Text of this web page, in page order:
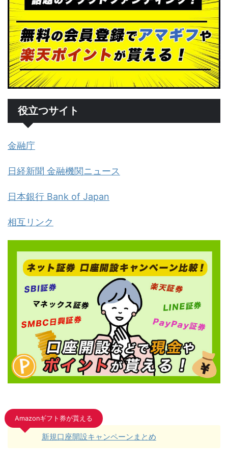
役立つサイト
金融庁
日経新聞 金融機関ニュース
日本銀行 Bank of Japan
相互リンク
Amazonギフト券が貰える
新規口座開設キャンペーンまとめ